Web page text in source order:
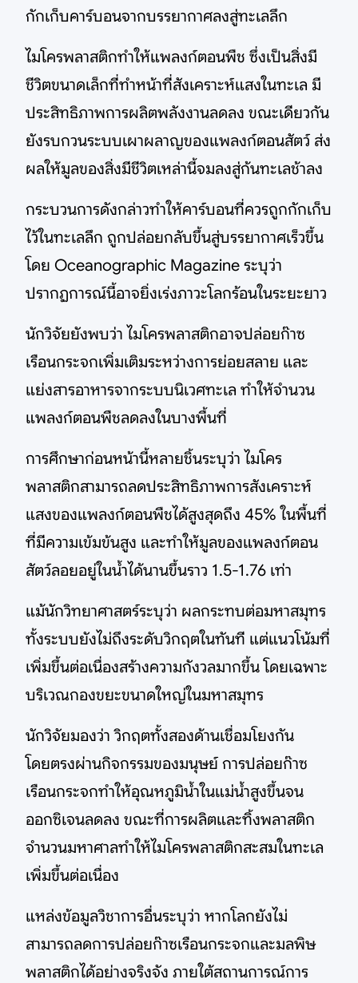
กักเก็บคาร์บอนจากบรรยากาศลงสู่ทะเลลึก
ไมโครพลาสติกทำให้แพลงก์ตอนพืช ซึ่งเป็นสิ่งมี
ชีวิตขนาดเล็กที่ทำหน้าที่สังเคราะห์แสงในทะเล มี
ประสิทธิภาพการผลิตพลังงานลดลง ขณะเดียวกัน
ยังรบกวนระบบเผาผลาญของแพลงก์ตอนสัตว์ ส่ง
ผลให้มูลของสิ่งมีชีวิตเหล่านี้จมลงสู่ก้นทะเลช้าลง
กระบวนการดังกล่าวทำให้คาร์บอนที่ควรถูกกักเก็บ
ไว้ในทะเลลึก ถูกปล่อยกลับขึ้นสู่บรรยากาศเร็วขึ้น
โดย Oceanographic Magazine ระบุว่า
ปรากฏการณ์นี้อาจยิ่งเร่งภาวะโลกร้อนในระยะยาว
นักวิจัยยังพบว่า ไมโครพลาสติกอาจปล่อยก๊าซ
เรือนกระจกเพิ่มเติมระหว่างการย่อยสลาย และ
แย่งสารอาหารจากระบบนิเวศทะเล ทำให้จำนวน
แพลงก์ตอนพืชลดลงในบางพื้นที่
การศึกษาก่อนหน้านี้หลายชิ้นระบุว่า ไมโคร
พลาสติกสามารถลดประสิทธิภาพการสังเคราะห์
แสงของแพลงก์ตอนพืชได้สูงสุดถึง 45% ในพื้นที่
ที่มีความเข้มข้นสูง และทำให้มูลของแพลงก์ตอน
สัตว์ลอยอยู่ในน้ำได้นานขึ้นราว 1.5-1.76 เท่า
แม้นักวิทยาศาสตร์ระบุว่า ผลกระทบต่อมหาสมุทร
ทั้งระบบยังไม่ถึงระดับวิกฤตในทันที แต่แนวโน้มที่
เพิ่มขึ้นต่อเนื่องสร้างความกังวลมากขึ้น โดยเฉพาะ
บริเวณกองขยะขนาดใหญ่ในมหาสมุทร
นักวิจัยมองว่า วิกฤตทั้งสองด้านเชื่อมโยงกัน
โดยตรงผ่านกิจกรรมของมนุษย์ การปล่อยก๊าซ
เรือนกระจกทำให้อุณหภูมิน้ำในแม่น้ำสูงขึ้นจน
ออกซิเจนลดลง ขณะที่การผลิตและทิ้งพลาสติก
จำนวนมหาศาลทำให้ไมโครพลาสติกสะสมในทะเล
เพิ่มขึ้นต่อเนื่อง
แหล่งข้อมูลวิชาการอื่นระบุว่า หากโลกยังไม่
สามารถลดการปล่อยก๊าซเรือนกระจกและมลพิษ
พลาสติกได้อย่างจริงจัง ภายใต้สถานการณ์การ